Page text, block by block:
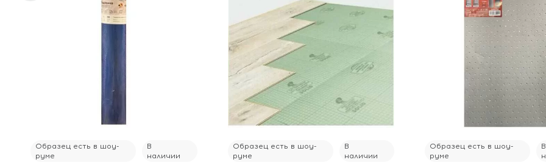
Образец есть в шоу-
руме
В
наличии
Образец есть в шоу-
руме
В
наличии
Образец есть в шоу-
руме
В